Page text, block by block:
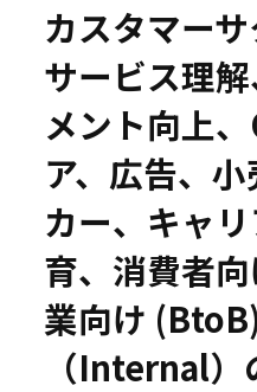
事例
セミナー
お役立ち情報
お
カスタマーサ
サービス理
メント向上
ア、広告、
カー、キャ
育、消費者
業向け
（Internal